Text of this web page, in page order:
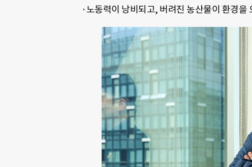
·노동력이 낭비되고, 버려진 농산물이 환경